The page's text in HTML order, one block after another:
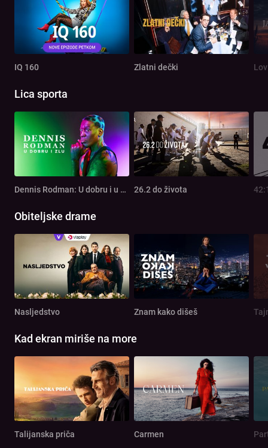
IQ 160 Zlatni dečki
Lica sporta
Dennis Rodman: U dobru i u zlu 26.2 do života
Obiteljske drame
Nasljedstvo Znam kako dišeš
Kad ekran miriše na more
Talijanska priča Carmen